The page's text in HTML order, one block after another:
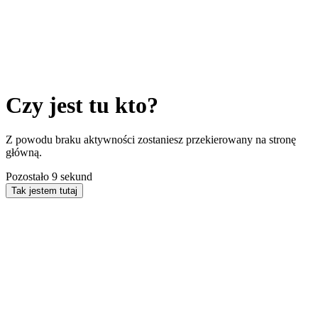
Czy jest tu kto?
Z powodu braku aktywności zostaniesz przekierowany na stronę
główną.
Pozostało 9 sekund
Tak jestem tutaj